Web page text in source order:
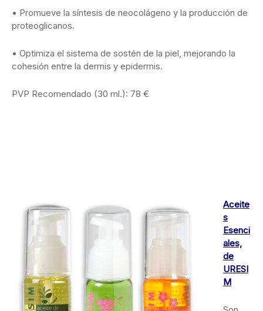
• Promueve la síntesis de neocolágeno y la producción de
proteoglicanos.
• Optimiza el sistema de sostén de la piel, mejorando la
cohesión entre la dermis y epidermis.
PVP Recomendado (30 ml.): 78 €
Aceite
s
Esenci
ales,
de
URESI
M